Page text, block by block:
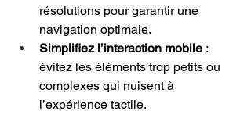
résolutions pour garantir une
navigation optimale.
Simplifiez l’interaction mobile :
évitez les éléments trop petits ou
complexes qui nuisent à
l’expérience tactile.